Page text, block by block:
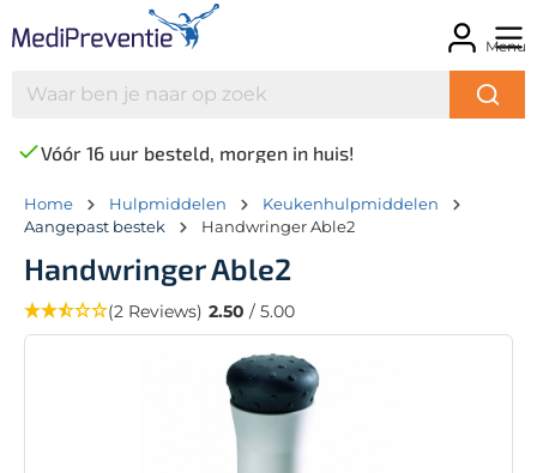
Menu
Vóór 16 uur besteld, morgen in huis!
Home Hulpmiddelen
Keukenhulpmiddelen
Aangepast bestek
Handwringer Able2
Handwringer Able2
(2 Reviews) 2.50 / 5.00